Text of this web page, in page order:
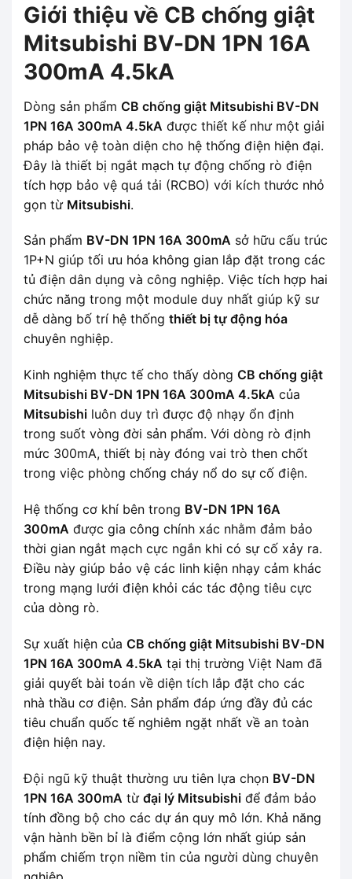
Giới thiệu về CB chống giật
Mitsubishi BV-DN 1PN 16A
300mA 4.5kA
Dòng sản phẩm CB chống giật Mitsubishi BV-DN
1PN 16A 300mA 4.5kA được thiết kế như một giải
pháp bảo vệ toàn diện cho hệ thống điện hiện đại.
Đây là thiết bị ngắt mạch tự động chống rò điện
tích hợp bảo vệ quá tải (RCBO) với kích thước nhỏ
gọn từ Mitsubishi.
Sản phẩm BV-DN 1PN 16A 300mA sở hữu cấu trúc
1P+N giúp tối ưu hóa không gian lắp đặt trong các
tủ điện dân dụng và công nghiệp. Việc tích hợp hai
chức năng trong một module duy nhất giúp kỹ sư
dễ dàng bố trí hệ thống thiết bị tự động hóa
chuyên nghiệp.
Kinh nghiệm thực tế cho thấy dòng CB chống giật
Mitsubishi BV-DN 1PN 16A 300mA 4.5kA của
Mitsubishi luôn duy trì được độ nhạy ổn định
trong suốt vòng đời sản phẩm. Với dòng rò định
mức 300mA, thiết bị này đóng vai trò then chốt
trong việc phòng chống cháy nổ do sự cố điện.
Hệ thống cơ khí bên trong BV-DN 1PN 16A
300mA được gia công chính xác nhằm đảm bảo
thời gian ngắt mạch cực ngắn khi có sự cố xảy ra.
Điều này giúp bảo vệ các linh kiện nhạy cảm khác
trong mạng lưới điện khỏi các tác động tiêu cực
của dòng rò.
Sự xuất hiện của CB chống giật Mitsubishi BV-DN
1PN 16A 300mA 4.5kA tại thị trường Việt Nam đã
giải quyết bài toán về diện tích lắp đặt cho các
nhà thầu cơ điện. Sản phẩm đáp ứng đầy đủ các
tiêu chuẩn quốc tế nghiêm ngặt nhất về an toàn
điện hiện nay.
Đội ngũ kỹ thuật thường ưu tiên lựa chọn BV-DN
1PN 16A 300mA từ đại lý Mitsubishi để đảm bảo
tính đồng bộ cho các dự án quy mô lớn. Khả năng
vận hành bền bỉ là điểm cộng lớn nhất giúp sản
phẩm chiếm trọn niềm tin của người dùng chuyên